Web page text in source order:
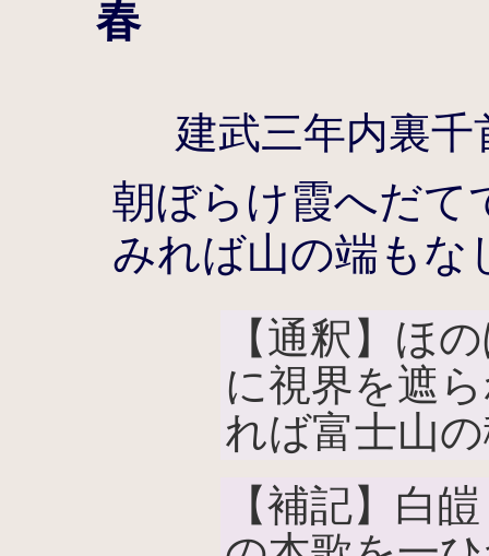
春
建武三年内裏
朝ぼらけ霞へだて
みれば山の端もな
【通釈】ほ
に視界を遮
れば富士山
【補記】白